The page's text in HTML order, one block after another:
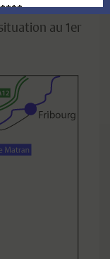
et
au 1er
LEUR
que nous
et légale
au